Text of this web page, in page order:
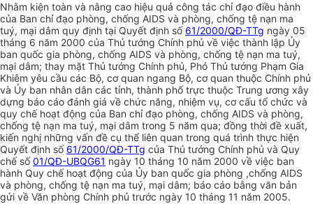
Nhằm kiện toàn và nâng cao hiệu quả công tác chỉ đạo điều hành
của Ban chỉ đạo phòng, chống AIDS và phòng, chống tệ nạn ma
tuý, mại dâm quy định tại Quyết định số 61/2000/QĐ-TTg ngày 05
tháng 6 năm 2000 của Thủ tướng Chính phủ về việc thành lập Ủy
ban quốc gia phòng, chống AIDS và phòng, chống tệ nạn ma tuý,
mại dâm; thay mặt Thủ tướng Chính phủ, Phó Thủ tướng Phạm Gia
Khiêm yêu cầu các Bộ, cơ quan ngang Bộ, cơ quan thuộc Chính phủ
và Ủy ban nhân dân các tỉnh, thành phố trực thuộc Trung ương xây
dựng báo cáo đánh giá về chức năng, nhiệm vụ, cơ cấu tổ chức và
quy chế hoạt động của Ban chỉ đạo phòng, chống AIDS và phòng,
chống tệ nạn ma tuý, mại dâm trong 5 năm qua; đồng thời đề xuất,
kiến nghị những vấn đề cụ thể liên quan trong quá trình thực hiện
Quyết định số 61/2000/QĐ-TTg của Thủ tướng Chính phủ và Quy
chế số01/QĐ-UBQG61 ngày 10 tháng 10 năm 2000 về việc ban
hành Quy chế hoạt động của Ủy ban quốc gia phòng ,chống AIDS
và phòng, chống tệ nạn ma tuý, mại dâm; báo cáo bằng văn bản
gửi về Văn phòng Chính phủ trước ngày 10 tháng 11 năm 2005.